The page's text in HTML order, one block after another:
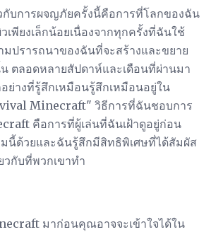
กับการผจญภัยครั้งนี้คือการที่โลกของฉัน
เพียงเล็กน้อยเนื่องจากทุกครั้งที่ฉันใช้
ปรารถนาของฉันที่จะสร้างและขยาย
น ตลอดหลายสัปดาห์และเดือนที่ผ่านมา
ย่างที่รู้สึกเหมือนรู้สึกเหมือนอยู่ใน
Minecraft" วิธีการที่ฉันชอบการ
คือการที่ผู้เล่นที่ฉันเฝ้าดูอยู่ก่อน
นี้ด้วยและฉันรู้สึกมีสิทธิพิเศษที่ได้สัมผัส
วกับที่พวกเขาทำ
มาก่อนคุณอาจจะเข้าใจได้ใน